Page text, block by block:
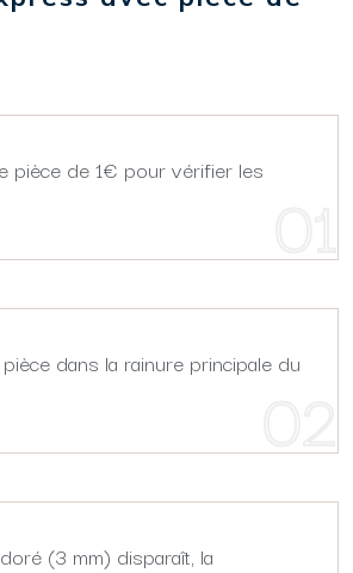
pièce de 1€ pour vérifier les
dans la rainure principale du
(3 mm) disparaît, la